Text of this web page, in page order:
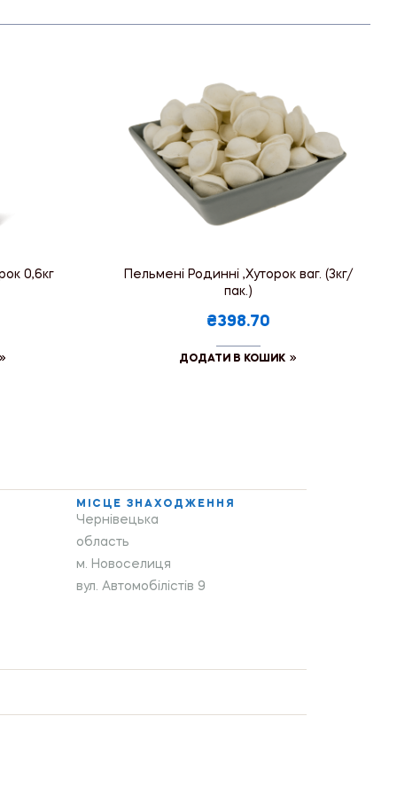
0,6кг
Пельмені Родинні ,Хуторок ваг. (3кг/
пак.)
₴398.70
ДОДАТИ В КОШИК
МІСЦЕ ЗНАХОДЖЕННЯ
Чернівецька
область
м. Новоселиця
вул. Автомобілістів 9